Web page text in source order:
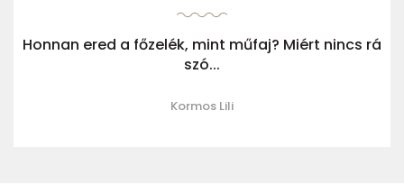
Honnan ered a főzelék, mint műfaj? Miért nincs rá
szó...
Kormos Lili